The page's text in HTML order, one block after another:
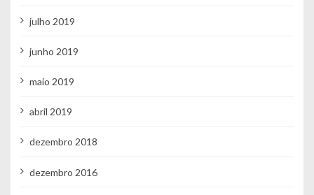
julho 2019
junho 2019
maio 2019
abril 2019
dezembro 2018
dezembro 2016